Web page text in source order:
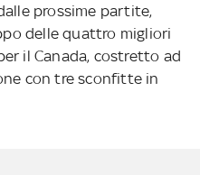
prossime partite,
delle quattro migliori
il Canada, costretto ad
con tre sconfitte in